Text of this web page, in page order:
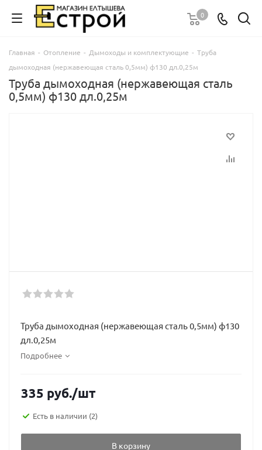
0
Главная - Отопление - Дымоходы и комплектующие - Труба
дымоходная (нержавеющая сталь 0,5мм) ф130 дл.0,25м
Труба дымоходная (нержавеющая сталь
0,5мм) ф130 дл.0,25м
Труба дымоходная (нержавеющая сталь 0,5мм) ф130
дл.0,25м
Подробнее
335 руб./шт
Есть в наличии (2)
В корзину